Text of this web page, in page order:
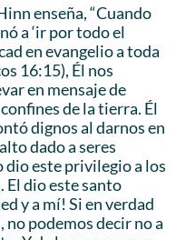
enseña, “Cuando
a ‘ir por todo el
en evangelio a toda
16:15), Él nos
en mensaje de
de la tierra. Él
dignos al darnos en
dado a seres
dio este privilegio a los
El dio este santo
y a mí! Si en verdad
no podemos decir no a